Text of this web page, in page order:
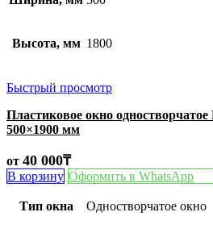
Высота, мм 1800
Быстрый просмотр
Пластиковое окно
500×1900 мм
от 40 000₸
В корзину Оформить в WhatsApp
Тип окна Одностворчатое окно